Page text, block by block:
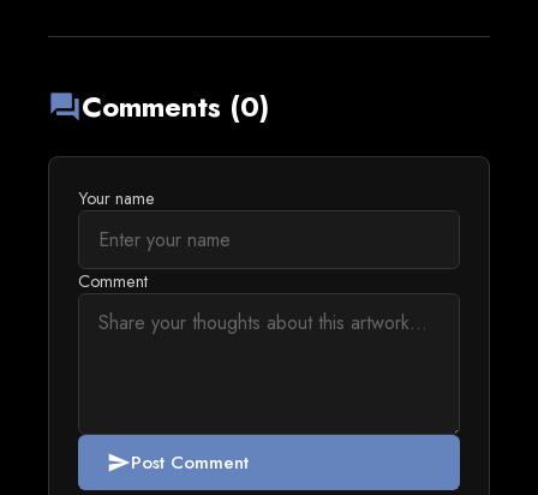
forumComments (0)
Your name
Comment
sendPost Comment